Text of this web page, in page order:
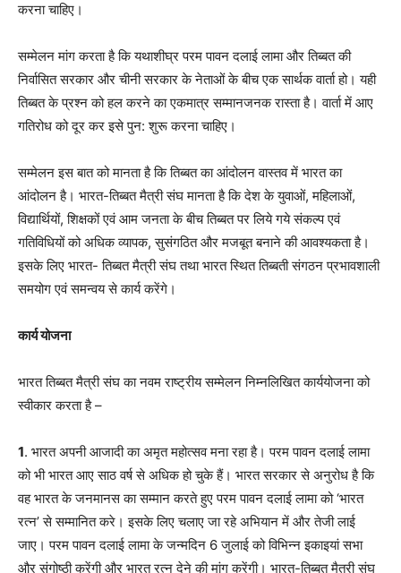
करना चाहिए।
सम्मेलन मांग करता है कि यथाशीघ्र परम पावन दलाई लामा और तिब्बत की
निर्वासित सरकार और चीनी सरकार के नेताओं के बीच एक सार्थक वार्ता हो। यही
तिब्बत के प्रश्न को हल करने का एकमात्र सम्मानजनक रास्ता है। वार्ता में आए
गतिरोध को दूर कर इसे पुन: शुरू करना चाहिए।
सम्मेलन इस बात को मानता है कि तिब्बत का आंदोलन वास्तव में भारत का
आंदोलन है। भारत-तिब्बत मैत्री संघ मानता है कि देश के युवाओं, महिलाओं,
विद्यार्थियों, शिक्षकों एवं आम जनता के बीच तिब्बत पर लिये गये संकल्प एवं
गतिविधियों को अधिक व्यापक, सुसंगठित और मजबूत बनाने की आवश्यकता है।
इसके लिए भारत- तिब्बत मैत्री संघ तथा भारत स्थित तिब्बती संगठन प्रभावशाली
समयोग एवं समन्वय से कार्य करेंगे।
कार्य योजना
भारत तिब्बत मैत्री संघ का नवम राष्ट्रीय सम्मेलन निम्नलिखित कार्ययोजना को
स्वीकार करता है –
1. भारत अपनी आजादी का अमृत महोत्सव मना रहा है। परम पावन दलाई लामा
को भी भारत आए साठ वर्ष से अधिक हो चुके हैं। भारत सरकार से अनुरोध है कि
वह भारत के जनमानस का सम्मान करते हुए परम पावन दलाई लामा को ‘भारत
रत्न’ से सम्मानित करे। इसके लिए चलाए जा रहे अभियान में और तेजी लाई
जाए। परम पावन दलाई लामा के जन्मदिन 6 जुलाई को विभिन्न इकाइयां सभा
और संगोष्ठी करेंगी और भारत रत्न देने की मांग करेंगी। भारत-तिब्बत मैत्री संघ